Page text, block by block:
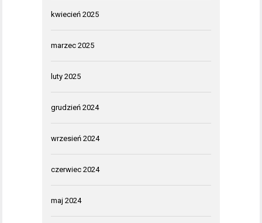
kwiecień 2025
marzec 2025
luty 2025
grudzień 2024
wrzesień 2024
czerwiec 2024
maj 2024